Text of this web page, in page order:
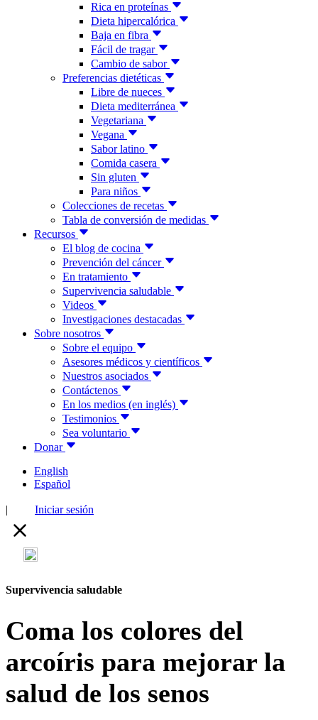
Rica en proteínas
Dieta hipercalórica
Baja en fibra
Fácil de tragar
Cambio de sabor
Preferencias dietéticas
Libre de nueces
Dieta mediterránea
Vegetariana
Vegana
Sabor latino
Comida casera
Sin gluten
Para niños
Colecciones de recetas
Tabla de conversión de medidas
Recursos
El blog de cocina
Prevención del cáncer
En tratamiento
Supervivencia saludable
Videos
Investigaciones destacadas
Sobre nosotros
Sobre el equipo
Asesores médicos y científicos
Nuestros asociados
Contáctenos
En los medios (en inglés)
Testimonios
Sea voluntario
Donar
English
Español
| Iniciar sesión
Supervivencia saludable
Coma los colores del
arcoíris para mejorar la
salud de los senos